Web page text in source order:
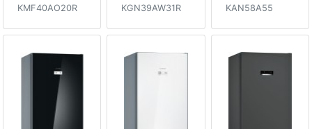
KMF40AO20R KGN39AW31R KAN58A55